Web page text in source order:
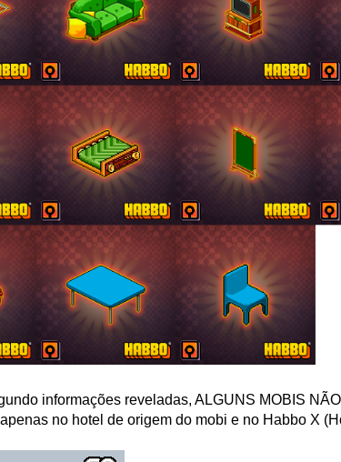
informações reveladas, ALGUNS MOBIS
no hotel de origem do mobi e no Habbo X